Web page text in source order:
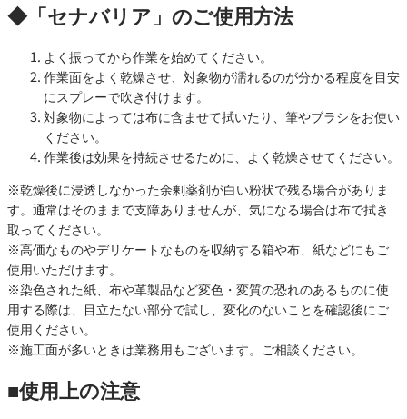
◆「セナバリア」のご使用方法
よく振ってから作業を始めてください。
作業面をよく乾燥させ、対象物が濡れるのが分かる程度を目安
にスプレーで吹き付けます。
対象物によっては布に含ませて拭いたり、筆やブラシをお使い
ください。
作業後は効果を持続させるために、よく乾燥させてください。
※乾燥後に浸透しなかった余剰薬剤が白い粉状で残る場合がありま
す。通常はそのままで支障ありませんが、気になる場合は布で拭き
取ってください。
※高価なものやデリケートなものを収納する箱や布、紙などにもご
使用いただけます。
※染色された紙、布や革製品など変色・変質の恐れのあるものに使
用する際は、目立たない部分で試し、変化のないことを確認後にご
使用ください。
※施工面が多いときは業務用もございます。ご相談ください。
■使用上の注意